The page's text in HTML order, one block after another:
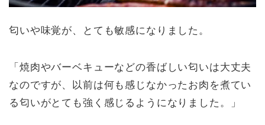
匂いや味覚が、とても敏感になりました。
「焼肉やバーベキューなどの香ばしい匂いは大丈夫
なのですが、以前は何も感じなかったお肉を煮てい
る匂いがとても強く感じるようになりました。」